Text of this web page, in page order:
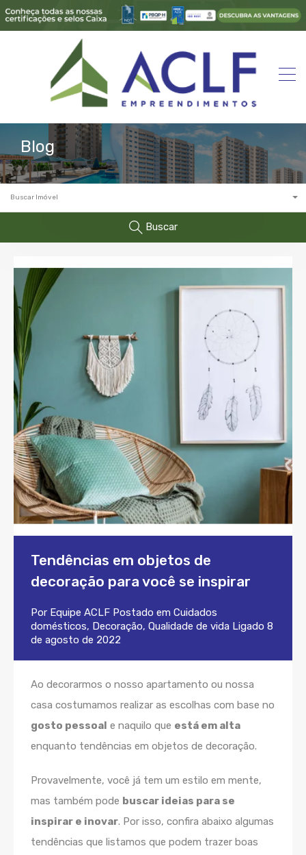
Blog
Buscar Imóvel
Buscar
Tendências em objetos de
decoração para você se inspirar
Por Equipe ACLF Postado em Cuidados
domésticos, Decoração, Qualidade de vida Ligado 8
de agosto de 2022
Ao decorarmos o nosso apartamento ou nossa
casa costumamos realizar as escolhas com base no
gosto pessoal e naquilo que está em alta
enquanto tendências em objetos de decoração.
Provavelmente, você já tem um estilo em mente,
mas também pode buscar ideias para se
inspirar e inovar. Por isso, confira abaixo algumas
tendências que listamos que podem trazer boas